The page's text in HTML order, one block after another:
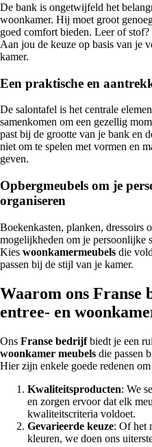
De bank is ongetwijfeld het
woonkamer. Hij moet groot
goed comfort bieden. Leer of
Aan jou de keuze op basis van je
kamer.
Een praktische en
De salontafel is het centrale
samenkomen om een gezellig
past bij de grootte van je bank en
niet om te spelen met vormen en
geven.
Opbergmeubels om je
organiseren
Boekenkasten, planken, dressoirs
mogelijkheden om je persoonlijke
Kies woonkamermeubels die
passen bij de stijl van je kamer.
Waarom ons Franse
entree- en
Ons Franse bedrijfbiedt je een
woonkamer meubels die passen
Hier zijn enkele goede redenen
Kwaliteitsproducten: We
en zorgen ervoor dat elk
kwaliteitscriteria voldoet.
Gevarieerde keuze: Of het
kleuren, we doen ons